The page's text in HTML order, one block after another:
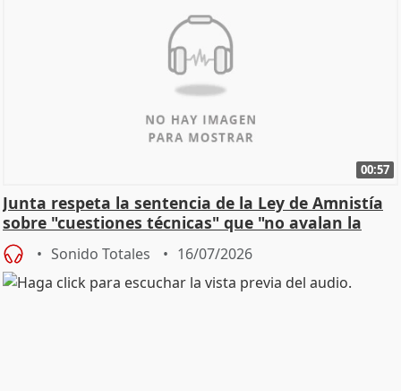
00:57
Junta respeta la sentencia de la Ley de Amnistía
sobre "cuestiones técnicas" que "no avalan la
const
Sonido Totales 16/07/2026